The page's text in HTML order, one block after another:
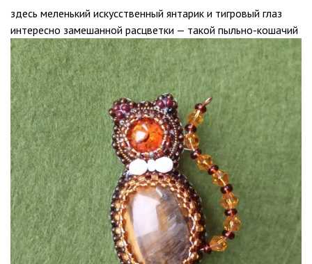
здесь меленький искусственный янтарик и тигровый глаз
интересно замешанной расцветки — такой пыльно-кошачий